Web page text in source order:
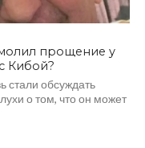
прощение у
Кибой?
стали обсуждать
о том, что он может